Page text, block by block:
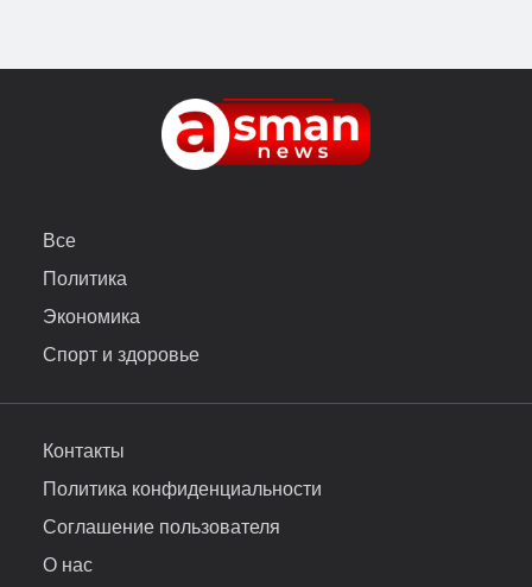
Все
Политика
Экономика
Спорт и здоровье
Контакты
Политика конфиденциальности
Соглашение пользователя
О нас